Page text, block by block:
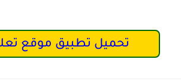
تحميل تطبيق موقع